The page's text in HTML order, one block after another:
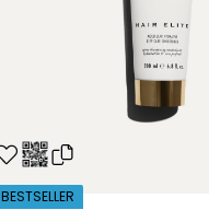
BESTSELLER